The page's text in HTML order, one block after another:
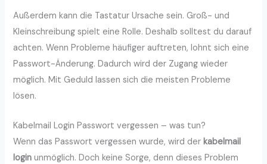
Außerdem kann die Tastatur Ursache sein. Groß- und
Kleinschreibung spielt eine Rolle. Deshalb solltest du darauf
achten. Wenn Probleme häufiger auftreten, lohnt sich eine
Passwort-Änderung. Dadurch wird der Zugang wieder
möglich. Mit Geduld lassen sich die meisten Probleme
lösen.
Kabelmail Login Passwort vergessen – was tun?
Wenn das Passwort vergessen wurde, wird derkabelmail
login unmöglich. Doch keine Sorge, denn dieses Problem